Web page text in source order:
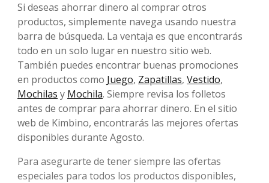
Si deseas ahorrar dinero al comprar otros
productos, simplemente navega usando nuestra
barra de búsqueda. La ventaja es que encontrarás
todo en un solo lugar en nuestro sitio web.
También puedes encontrar buenas promociones
en productos como Juego, Zapatillas, Vestido,
Mochilas y Mochila. Siempre revisa los folletos
antes de comprar para ahorrar dinero. En el sitio
web de Kimbino, encontrarás las mejores ofertas
disponibles durante Agosto.
Para asegurarte de tener siempre las ofertas
especiales para todos los productos disponibles,